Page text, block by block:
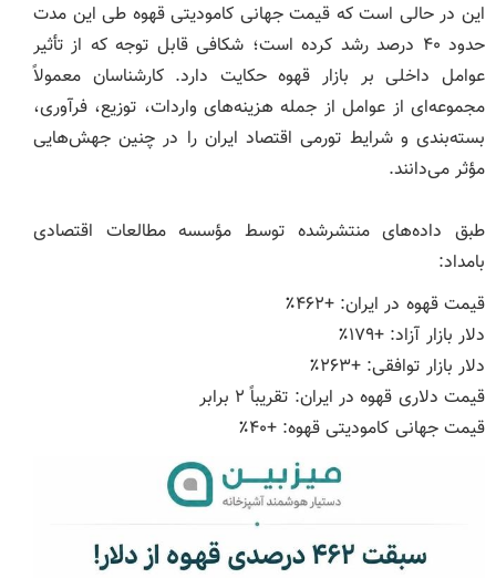
این در حالی است که قیمت جهانی کامودیتی قهوه طی این مدت
حدود ۴۰ درصد رشد کرده است؛ شکافی قابل توجه که از تأثیر
عوامل داخلی بر بازار قهوه حکایت دارد. کارشناسان معمولاً
مجموعه‌ای از عوامل از جمله هزینه‌های واردات، توزیع، فرآوری،
بسته‌بندی و شرایط تورمی اقتصاد ایران را در چنین جهش‌هایی
مؤثر می‌دانند.
طبق داده‌های منتشرشده توسط مؤسسه مطالعات اقتصادی
بامداد:
قیمت قهوه در ایران: +۴۶۲٪
دلار بازار آزاد: +۱۷۹٪
دلار بازار توافقی: +۲۶۳٪
قیمت دلاری قهوه در ایران: تقریباً ۲ برابر
قیمت جهانی کامودیتی قهوه: +۴۰٪